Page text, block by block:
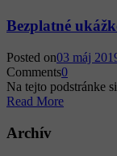
Bezplatné
Posted on03 máj
Comments0
Na tejto podstránke
Read More
Archív